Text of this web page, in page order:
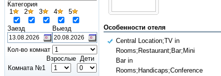
Категория
1
2 3 4 5
Заезд Выезд
Кол-во комнат
Взрослые Дети
Комната №1
Особенности отеля
Central Location;TV in
Rooms;Restaurant;Bar;Mini
Bar in
Rooms;Handicaps;Conference